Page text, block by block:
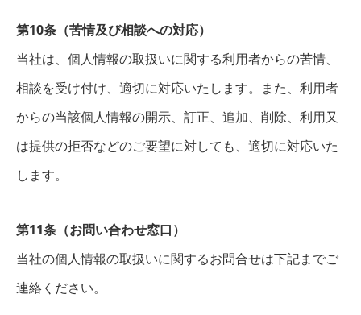
第10条（苦情及び相談への対応）
当社は、個人情報の取扱いに関する利用者からの苦情、
相談を受け付け、適切に対応いたします。また、利用者
からの当該個人情報の開示、訂正、追加、削除、利用又
は提供の拒否などのご要望に対しても、適切に対応いた
します。
第11条（お問い合わせ窓口）
当社の個人情報の取扱いに関するお問合せは下記までご
連絡ください。